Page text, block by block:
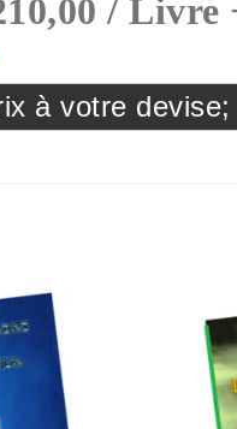
/
à votre devise;